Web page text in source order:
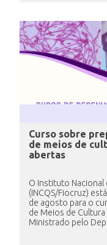
Curso sobre
de meios de
abertas
O Instituto Nacional
(INCQS/Fiocruz)
de agosto para o
de Meios de
Ministrado pelo